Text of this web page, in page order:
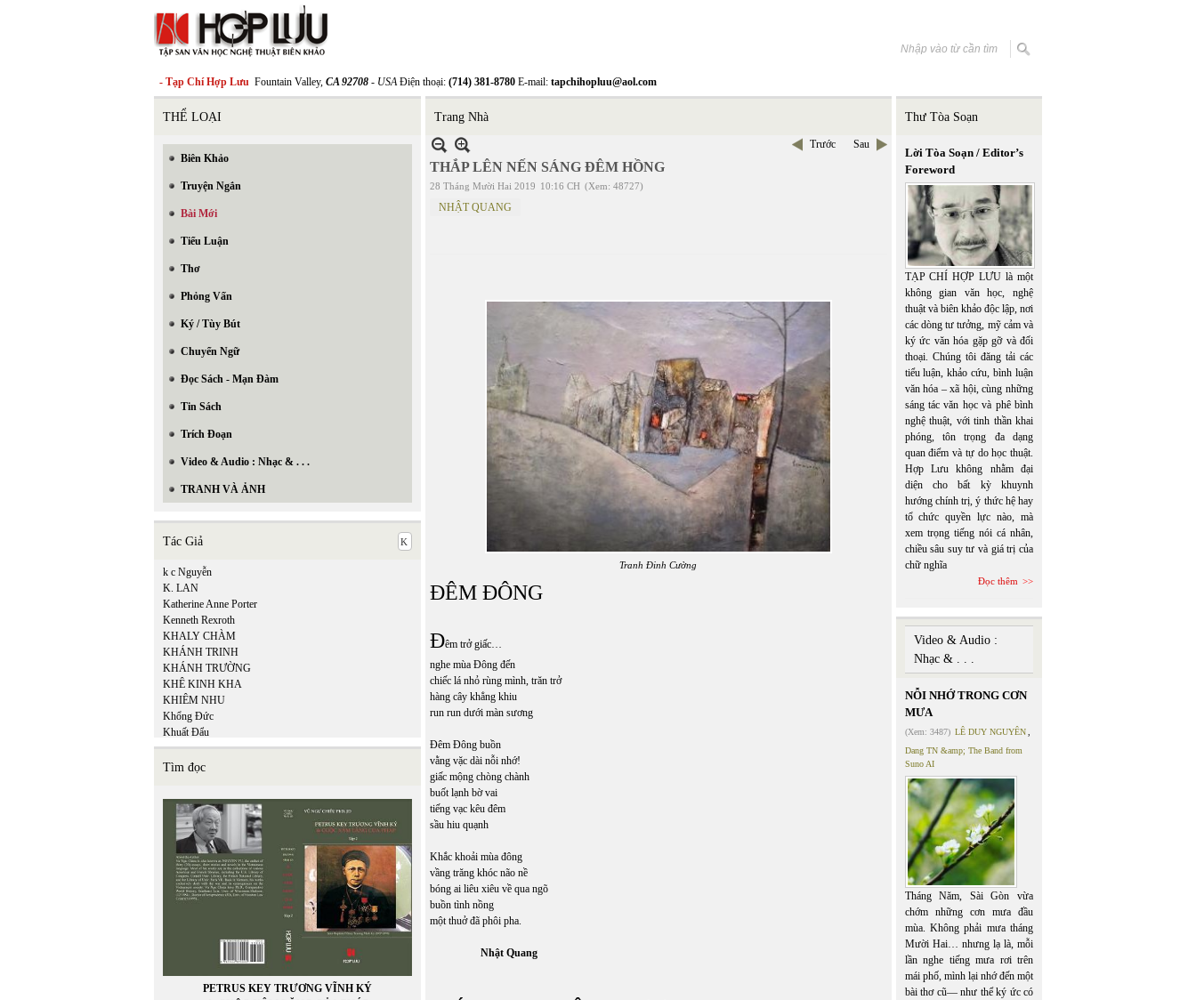
- Tạp Chí Hợp Lưu Fountain Valley, CA 92708 - USAĐiện thoại: (714) 381-8780 E-mail: tapchihopluu@aol.com
THỂ LOẠI
Biên Khảo
Truyện Ngắn
Bài Mới
Tiểu Luận
Thơ
Phỏng Vấn
Ký / Tùy Bút
Chuyển Ngữ
Đọc Sách - Mạn Đàm
Tin Sách
Trích Đoạn
Video & Audio : Nhạc & . . .
TRANH VÀ ẢNH
Tác Giả
k c Nguyễn
K. LAN
Katherine Anne Porter
Kenneth Rexroth
KHALY CHÀM
KHÁNH TRINH
KHÁNH TRƯỜNG
KHÊ KINH KHA
KHIÊM NHU
Khổng Đức
Khuất Đẩu
Khuyết Danh
Kiệm Hoàng
Kiều Thị An Giang
KIM LONG
Kim Nhung
Kim Tuấn
Kinh Dương Vương
Kuroda Momoko
Kurt Vonnegut, Jr.
Tìm đọc
PETRUS KEY TRƯƠNG VĨNH KÝ
Trang Nhà
Trước Sau
THẮP LÊN NẾN SÁNG ĐÊM HỒNG
28 Tháng Mười Hai 2019 10:16 CH (Xem: 48727)
NHẬT QUANG
Tranh Đinh Cường
ĐÊM ĐÔNG
Đêm trở giấc…
nghe mùa Đông đến
chiếc lá nhỏ rùng mình, trăn trở
hàng cây khẳng khiu
run run dưới màn sương
Đêm Đông buồn
vằng vặc dài nỗi nhớ!
giấc mộng chòng chành
buốt lạnh bờ vai
tiếng vạc kêu đêm
sầu hiu quạnh
Khắc khoải mùa đông
vầng trăng khóc não nề
bóng ai liêu xiêu về qua ngõ
buồn tình nồng
một thuở đã phôi pha.
Nhật Quang
Thư Tòa Soạn
Lời Tòa Soạn / Editor’s
Foreword
TẠP CHÍ HỢP LƯU là một
không gian văn học, nghệ
thuật và biên khảo độc lập, nơi
các dòng tư tưởng, mỹ cảm và
ký ức văn hóa gặp gỡ và đối
thoại. Chúng tôi đăng tải các
tiểu luận, khảo cứu, bình luận
văn hóa – xã hội, cùng những
sáng tác văn học và phê bình
nghệ thuật, với tinh thần khai
phóng, tôn trọng đa dạng
quan điểm và tự do học thuật.
Hợp Lưu không nhằm đại
diện cho bất kỳ khuynh
hướng chính trị, ý thức hệ hay
tổ chức quyền lực nào, mà
xem trọng tiếng nói cá nhân,
chiều sâu suy tư và giá trị của
chữ nghĩa
Đọc thêm
Video & Audio :
Nhạc & . . .
NỖI NHỚ TRONG CƠN
MƯA
(Xem: 3487) LÊ DUY NGUYÊN
Dang TN &amp; The Band from
Suno AI
Tháng Năm, Sài Gòn vừa
chớm những cơn mưa đầu
mùa. Không phải mưa tháng
Mười Hai… nhưng lạ là, mỗi
lần nghe tiếng mưa rơi trên
mái phố, mình lại nhớ đến một
bài thơ cũ— như thể ký ức có